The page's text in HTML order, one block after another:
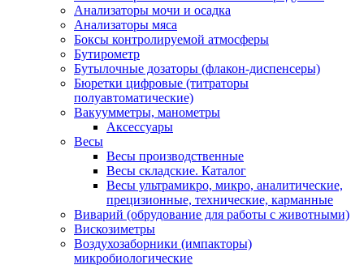
Анализаторы мочи и осадка
Анализаторы мяса
Боксы контролируемой атмосферы
Бутирометр
Бутылочные дозаторы (флакон-диспенсеры)
Бюретки цифровые (титраторы
полуавтоматические)
Вакуумметры, манометры
Аксессуары
Весы
Весы производственные
Весы складские. Каталог
Весы ультрамикро, микро, аналитические,
прецизионные, технические, карманные
Виварий (обрудование для работы с животными)
Вискозиметры
Воздухозаборники (импакторы)
микробиологические